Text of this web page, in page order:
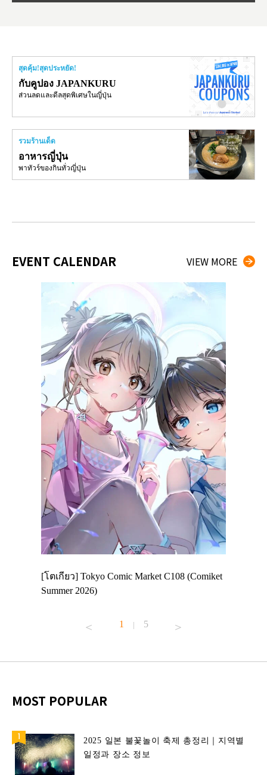
สุดคุ้ม!สุดประหยัด!
กับคูปอง JAPANKURU
ส่วนลดและดีลสุดพิเศษในญี่ปุ่น
รวมร้านเด็ด
อาหารญี่ปุ่น
พาทัวร์ของกินทั่วญี่ปุ่น
EVENT CALENDAR VIEW MORE
[โตเกียว] Tokyo Comic Market C108 (Comiket
Summer 2026)
1 | 5
MOST POPULAR
2025 일본 불꽃놀이 축제 총정리｜지역별
일정과 장소 정보